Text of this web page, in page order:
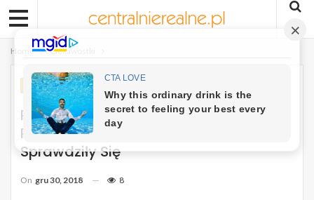
Home Ciekawostki
CIEKAWOSTKI
Przepowiednie Baby Wangi Na 2019
Rok Przerażają. Jej Wcześniejsze Wizje
Sprawdziły Się
On gru 30, 2018 8